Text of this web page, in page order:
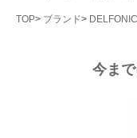
TOP ブランド
今ま